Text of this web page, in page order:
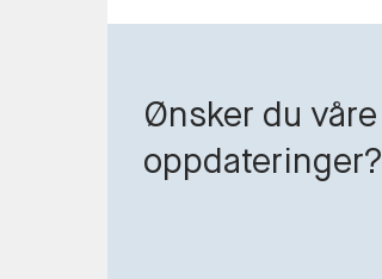
Ønsker du våre
oppdateringer?